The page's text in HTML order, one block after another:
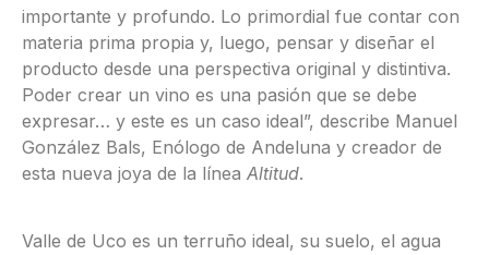
importante y profundo. Lo primordial fue contar con
materia prima propia y, luego, pensar y diseñar el
producto desde una perspectiva original y distintiva.
Poder crear un vino es una pasión que se debe
expresar… y este es un caso ideal”, describe Manuel
González Bals, Enólogo de Andeluna y creador de
esta nueva joya de la línea Altitud.
Valle de Uco es un terruño ideal, su suelo, el agua